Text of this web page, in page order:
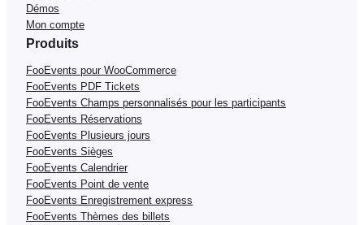
Démos
Mon compte
Produits
FooEvents pour WooCommerce
FooEvents PDF Tickets
FooEvents Champs personnalisés pour les participants
FooEvents Réservations
FooEvents Plusieurs jours
FooEvents Sièges
FooEvents Calendrier
FooEvents Point de vente
FooEvents Enregistrement express
FooEvents Thèmes des billets